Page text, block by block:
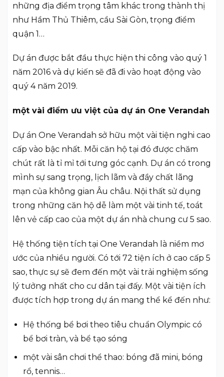
những địa điểm trọng tâm khác trong thành thị
như Hầm Thủ Thiêm, cầu Sài Gòn, trọng điểm
quận 1…
Dự án được bắt đầu thực hiện thi công vào quý 1
năm 2016 và dự kiến sẽ đã đi vào hoạt động vào
quý 4 năm 2019.
một vài điểm ưu việt của dự án One Verandah
Dự án One Verandah sở hữu một vài tiện nghi cao
cấp vào bậc nhất. Mỗi căn hộ tại đó được chăm
chút rất là tỉ mỉ tới tưng góc cạnh. Dự án có trong
mình sự sang trọng, lịch lãm và đầy chất lãng
mạn của không gian Âu châu. Nội thất sử dụng
trong những căn hộ dễ làm một vài tinh tế, toát
lên vẻ cấp cao của một dự án nhà chung cư 5 sao.
Hệ thống tiện tích tại One Verandah là niềm mơ
ước của nhiều người. Có tới 72 tiện ích ở cao cấp 5
sao, thực sự sẽ đem đến một vài trải nghiệm sống
lý tưởng nhất cho cư dân tại đấy. Một vài tiện ích
được tích hợp trong dự án mang thể kể đến như:
Hệ thống bể bơi theo tiêu chuẩn Olympic có
bể bơi tràn, và bể tạo sóng
một vài sân chơi thể thao: bóng đã mini, bóng
rổ, tennis…